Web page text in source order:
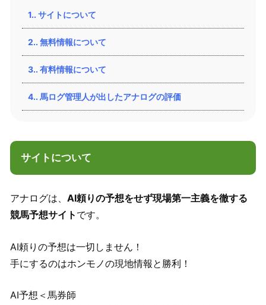
1. サイトについて
2. 無料情報について
3. 有料情報について
4. 馬ログ管理人が出したアナログの評価
サイトについて
アナログは、 AI頼りの予想をせず現場第一主義を徹する
競馬予想サイト です。
AI頼りの予想は一切しません！
手にするのはホンモノの現地情報と勝利！
AI予想＜馬券師